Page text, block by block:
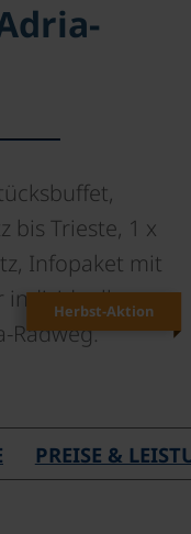
bis Trieste, 1 x
Infopaket mit
individueller
Radweg.
Herbst-Aktion
PREISE &